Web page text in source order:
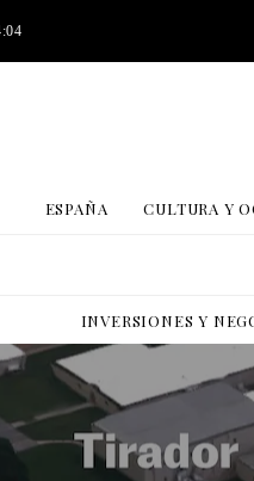
ESPAÑA CULTURA Y
INVERSIONES Y